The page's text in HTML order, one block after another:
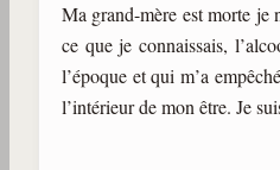
Ma grand-mère est morte je
ce que je connaissais,
l’époque et qui m’a
l’intérieur de mon être. Je